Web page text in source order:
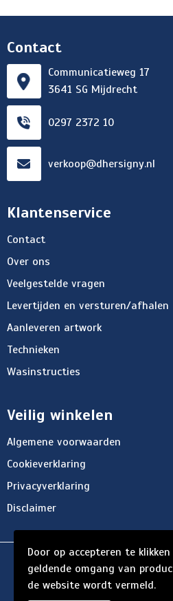
Contact
Communicatieweg 17
3641 SG Mijdrecht
0297 2372 10
verkoop@dhersigny.nl
Klantenservice
Contact
Over ons
Veelgestelde vragen
Levertijden en versturen/afhalen
Aanleveren artwork
Technieken
Wasinstructies
Veilig winkelen
Algemene voorwaarden
Cookieverklaring
Privacyverklaring
Disclaimer
© Copyright
Door op accepteren te
geldende omgang van
de website wordt vermeld.